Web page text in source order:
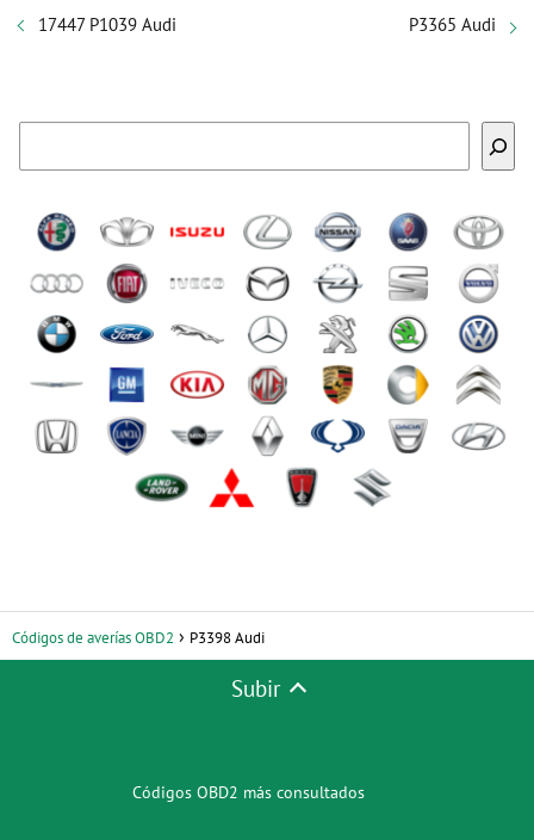
17447 P1039 Audi P3365 Audi
Códigos de averías OBD2 P3398 Audi
Subir
Códigos OBD2 más consultados